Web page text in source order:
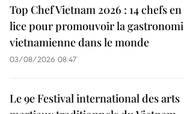
Top Chef Vietnam 2026 : 14 chefs en
lice pour promouvoir la
vietnamienne dans le monde
03/08/2026 08:47
Le 9e Festival international des arts